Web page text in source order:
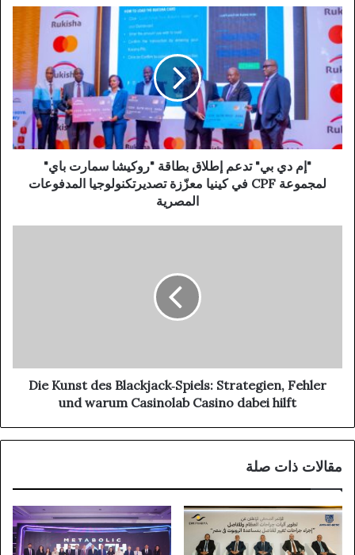
"إم دي بي" تدعم إطلاق بطاقة "روكيشا سمارت باي"
لمجموعة CPF في كينيا معزّزة تصديرتكنولوجيا المدفوعات
المصرية
Die Kunst des Blackjack‑Spiels: Strategien, Fehler
und warum Casinolab Casino dabei hilft
مقالات ذات صلة